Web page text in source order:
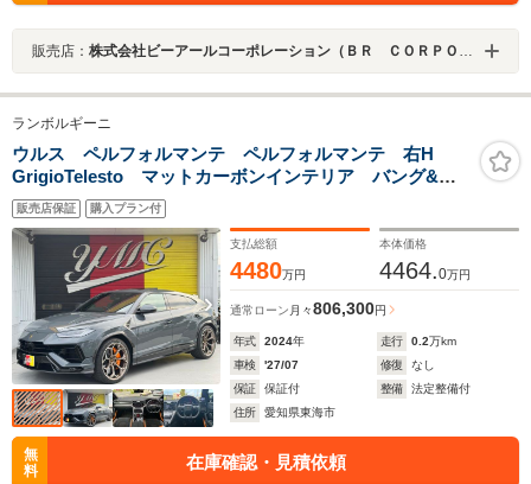
販売店： 株式会社ビーアールコーポレーション（ＢＲ ＣＯＲＰＯＲＡＴＩＯＮ）
ランボルギーニ
ウルス ペルフォルマンテ ペルフォルマンテ 右H
GrigioTelesto マットカーボンインテリア バング&オ
ルフセン3Dサウンド パノラマルーフ ベンチレーショ
ン&マッサージ 23インチAW ナイトビジョン 運転支
援
販売店保証 購入プラン付
支払総額
4480万円
本体価格
4464.0万円
通常ローン 月々806,300円
年式 2024年 走行 0.2万km
車検
'27/07 修復
なし
保証
保証付 整備
法定整備付
住所
愛知県東海市
無
料
在庫確認・見積依頼